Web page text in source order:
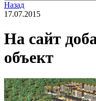
Назад
17.07.2015
На сайт
объект